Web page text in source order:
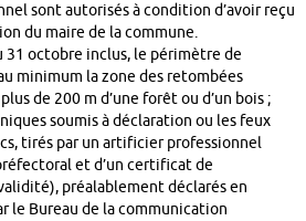
sont autorisés à condition d’avoir reçu
du maire de la commune.
31 octobre inclus, le périmètre de
minimum la zone des retombées
de 200 m d’une forêt ou d’un bois ;
soumis à déclaration ou les feux
tirés par un artificier professionnel
et d’un certificat de
préalablement déclarés en
le Bureau de la communication